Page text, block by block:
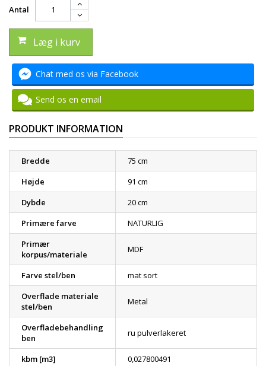
Antal
Læg i kurv
Chat med os via Facebook
Send os en email
PRODUKT INFORMATION
Bredde
75 cm
Højde
91 cm
Dybde
20 cm
Primære farve
NATURLIG
Primær
korpus/materiale
MDF
Farve stel/ben
mat sort
Overflade materiale
stel/ben
Metal
Overfladebehandling
ben
ru pulverlakeret
kbm [m3] 0,027800491